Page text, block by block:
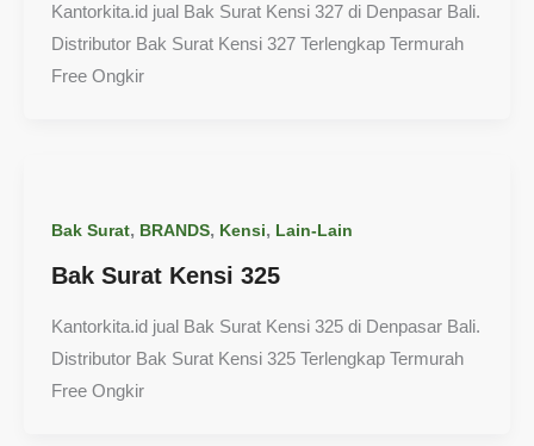
Kantorkita.id jual Bak Surat Kensi 327 di Denpasar Bali.
Distributor Bak Surat Kensi 327 Terlengkap Termurah
Free Ongkir
Bak Surat, BRANDS, Kensi, Lain-Lain
Bak Surat Kensi 325
Kantorkita.id jual Bak Surat Kensi 325 di Denpasar Bali.
Distributor Bak Surat Kensi 325 Terlengkap Termurah
Free Ongkir